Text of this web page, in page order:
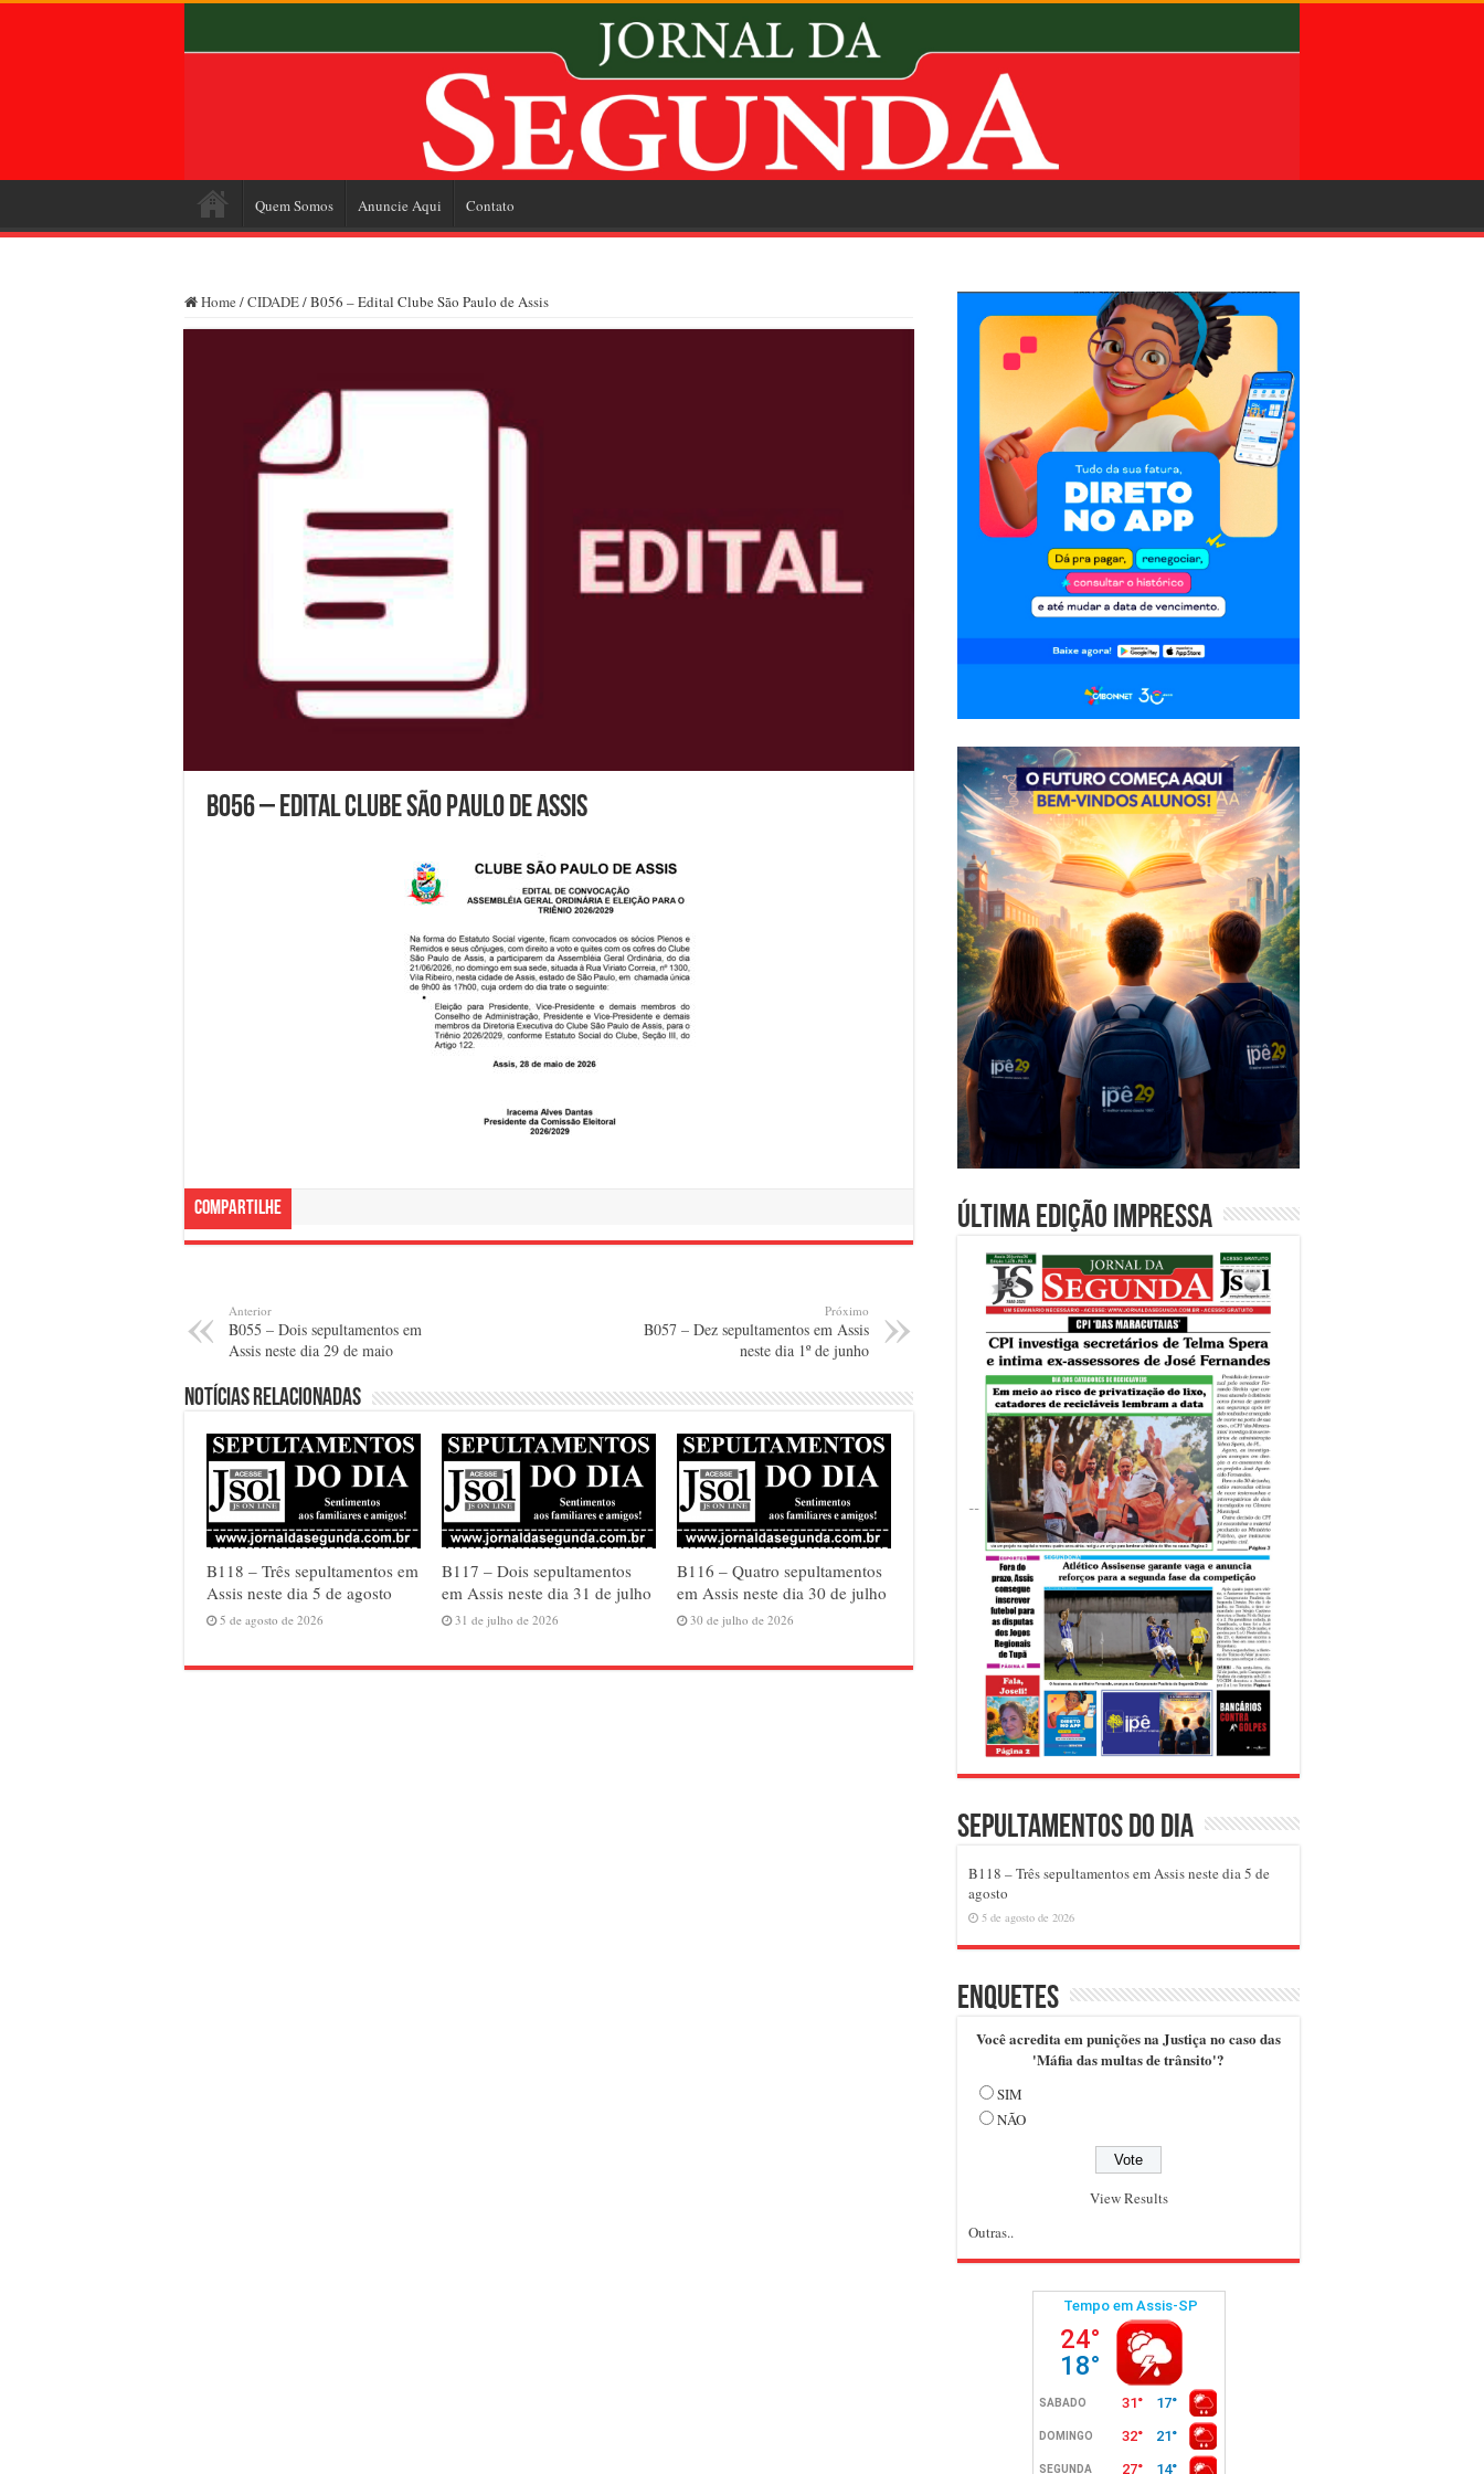
Quem Somos Anuncie Aqui Contato
Home /CIDADE/B056 – Edital Clube São Paulo de Assis
B056 – Edital Clube São Paulo de Assis
Compartilhe
Anterior
B055 – Dois sepultamentos em
Assis neste dia 29 de maio
Próximo
B057 – Dez sepultamentos em Assis
neste dia 1º de junho
Notícias relacionadas
B118 – Três sepultamentos em
Assis neste dia 5 de agosto
5 de agosto de 2026
B117 – Dois sepultamentos
em Assis neste dia 31 de julho
31 de julho de 2026
B116 – Quatro sepultamentos
em Assis neste dia 30 de julho
30 de julho de 2026
Última edição impressa
Sepultamentos do dia
B118 – Três sepultamentos em Assis neste dia 5 de
agosto
5 de agosto de 2026
Enquetes
Você acredita em punições na Justiça no caso das
'Máfia das multas de trânsito'?
SIM
NÃO
View Results
Outras..